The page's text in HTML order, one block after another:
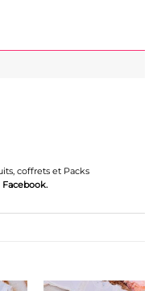
coffrets et Packs
Facebook.